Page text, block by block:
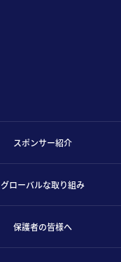
スポンサー紹介
グローバルな取り組み
保護者の皆様へ